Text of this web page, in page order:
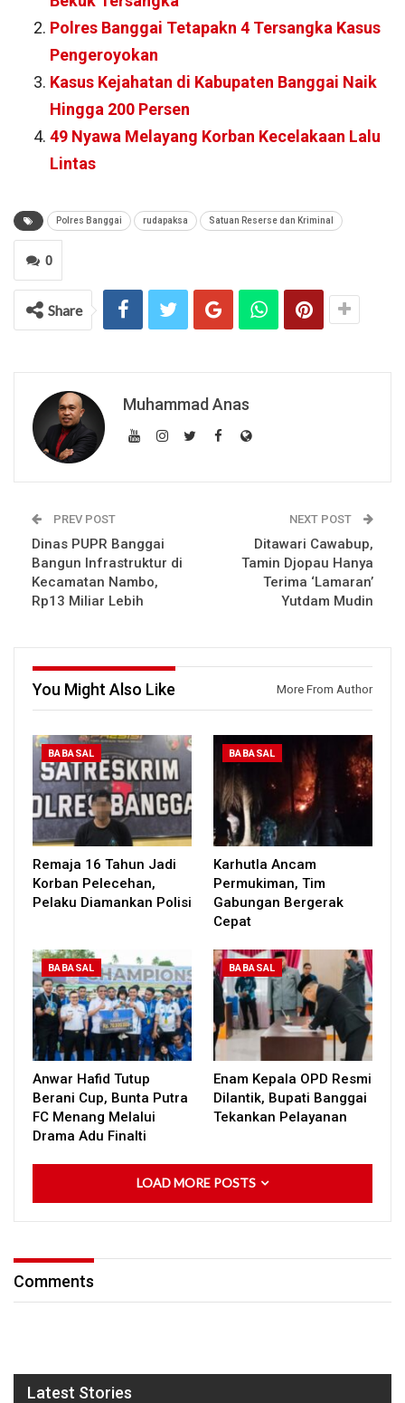
Polres Banggai Tetapakn 4 Tersangka Kasus
Pengeroyokan
Kasus Kejahatan di Kabupaten Banggai Naik
Hingga 200 Persen
49 Nyawa Melayang Korban Kecelakaan Lalu
Lintas
Polres Banggai rudapaksa Satuan Reserse dan Kriminal
0
Share
Muhammad Anas
PREV POST
Dinas PUPR Banggai
Bangun Infrastruktur di
Kecamatan Nambo,
Rp13 Miliar Lebih
NEXT POST
Ditawari Cawabup,
Tamin Djopau Hanya
Terima ‘Lamaran’
Yutdam Mudin
You Might Also Like More From Author
BABASAL
Remaja 16 Tahun Jadi
Korban Pelecehan,
Pelaku Diamankan Polisi
BABASAL
Karhutla Ancam
Permukiman, Tim
Gabungan Bergerak
Cepat
BABASAL
Anwar Hafid Tutup
Berani Cup, Bunta Putra
FC Menang Melalui
Drama Adu Finalti
BABASAL
Enam Kepala OPD Resmi
Dilantik, Bupati Banggai
Tekankan Pelayanan
LOAD MORE POSTS
Comments
Latest Stories